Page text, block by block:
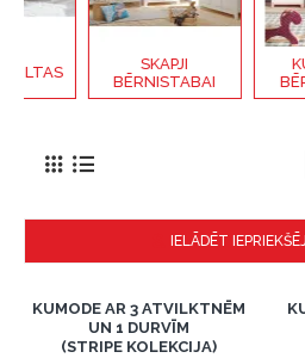
BĒRNISTABAI
IELĀDĒT
KUMODE AR 3 ATVILKTNĒM
UN 1 DURVĪM
(STRIPE KOLEKCIJA)